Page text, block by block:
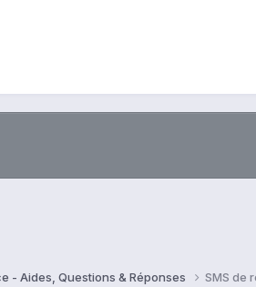
- Aides, Questions & Réponses SMS de